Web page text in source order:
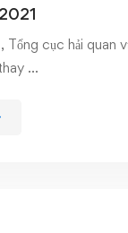
cục hải quan
…